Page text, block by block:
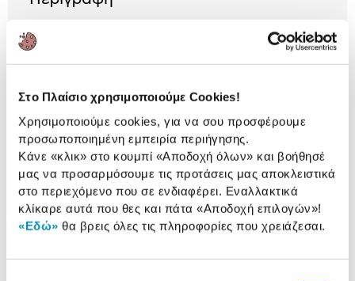
Στο Πλαίσιο χρησιμοποιούμε Cookies!
Χρησιμοποιούμε cookies, για να σου προσφέρουμε
προσωποποιημένη εμπειρία περιήγησης.
Κάνε «κλικ» στο κουμπί «Αποδοχή όλων» και βοήθησέ
μας να προσαρμόσουμε τις προτάσεις μας αποκλειστικά
στο περιεχόμενο που σε ενδιαφέρει. Εναλλακτικά
κλίκαρε αυτά που θες και πάτα «Αποδοχή επιλογών»!
«Εδώ» θα βρεις όλες τις πληροφορίες που χρειάζεσαι.
για να το κρεμάς στα ρούχα σου και να κινείσαι με
Χαρακτηριστικά
Συσκευασία: 25 τεμ.
Τοποθέτηση: με Κλιπ
Αναλυτική
Αναλυτική παρουσίαση